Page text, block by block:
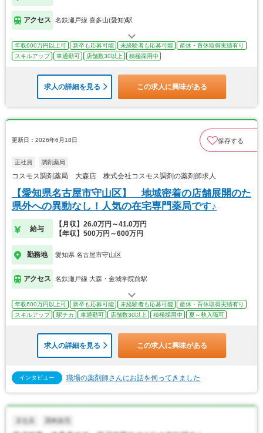
アクセス 名鉄瀬戸線 喜多山(愛知)駅
年収600万円以上可 新卒も応募可能 未経験者も応募可能
産休・育休取得実績有り
スキルアップ
車通勤可 店舗数30以上 積極採用中
求人の詳細を見る この求人に興味がある
更新日：2026年6月18日 保存する
正社員 調剤薬局
コスモス調剤薬局 大森店 株式会社コスモス調剤の薬剤師求人
【愛知県名古屋市守山区】 地域密着の店舗展開のた
県外への異動なし！人気の在宅専門薬局です♪
給与
【月収】26.0万円～41.0万円
【年収】500万円～600万円
勤務地 愛知県 名古屋市守山区
アクセス 名鉄瀬戸線 大森・金城学院前駅
年収600万円以上可 新卒も応募可能 未経験者も応募可能
産休・育休取得実績有り
スキルアップ
駅チカ 車通勤可 店舗数30以上 積極採用中 夏～秋入職可
求人の詳細を見る この求人に興味がある
インタビュー 職場の薬剤師さんにお話を伺ってきました